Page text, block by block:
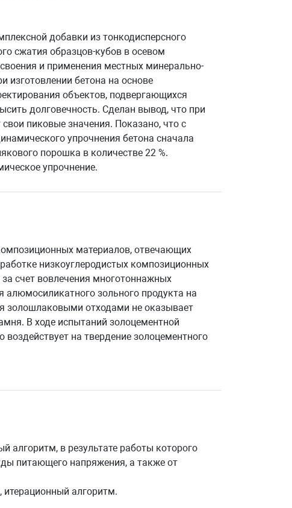
добавки из тонкодисперсного
сжатия образцов-кубов в осевом
и применения местных минерально-
изготовлении бетона на основе
объектов, подвергающихся
долговечность. Сделан вывод, что при
пиковые значения. Показано, что с
упрочнения бетона сначала
порошка в количестве 22 %.
упрочнение.
материалов, отвечающих
низкоуглеродистых композиционных
счет вовлечения многотоннажных
зольного продукта на
золошлаковыми отходами не оказывает
В ходе испытаний золоцементной
на твердение золоцементного
алгоритм, в результате работы которого
питающего напряжения, а также от
итерационный алгоритм.